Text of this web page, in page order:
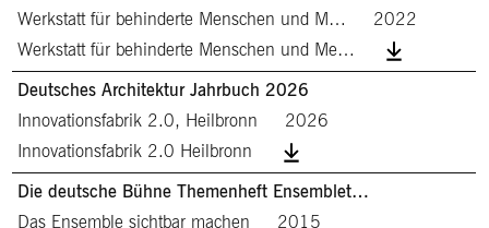
Werkstatt für behinderte Menschen und M…
2022
Werkstatt für behinderte Menschen und Me…
Deutsches Architektur Jahrbuch 2026
Innovationsfabrik 2.0, Heilbronn
2026
Innovationsfabrik 2.0 Heilbronn
Die deutsche Bühne Themenheft Ensemblet…
Das Ensemble sichtbar machen
2015